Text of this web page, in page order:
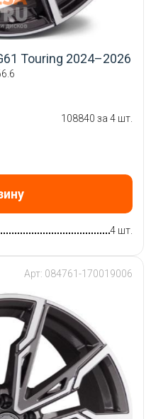
Touring 2024–2026
108840 за 4 шт.
4 шт.
Арт: 084761-170019006